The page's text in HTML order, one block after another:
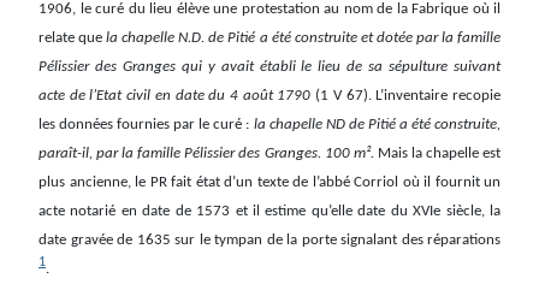
1906, le curé du lieu élève une protestation au nom de la Fabrique où il
relate quela chapelle N.D. de Pitié a été construite et dotée par la famille
Pélissier des Granges qui y avait établi le lieu de sa sépulture suivant
acte de l’Etat civil en date du 4 août 1790 (1 V 67). L’inventaire recopie
les données fournies par le curé : la chapelle ND de Pitié a été construite,
paraît-il, par la famille Pélissier des Granges. 100 m². Mais la chapelle est
plus ancienne, le PR fait état d’un texte de l’abbé Corriol où il fournit un
acte notarié en date de 1573 et il estime qu’elle date du XVIe siècle, la
date gravée de 1635 sur le tympan de la porte signalant des réparations
1.